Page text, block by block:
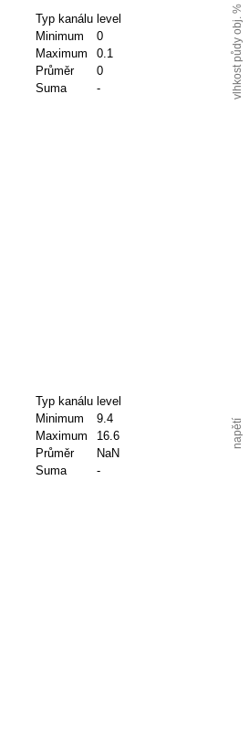
Typ kanálu level
Minimum
0
Maximum
0.1
Průměr
0
Suma
- vlhkost půdy obj. %
Typ kanálu level
Minimum
9.4
Maximum
16.6
Průměr
NaN
Suma
-
napětí